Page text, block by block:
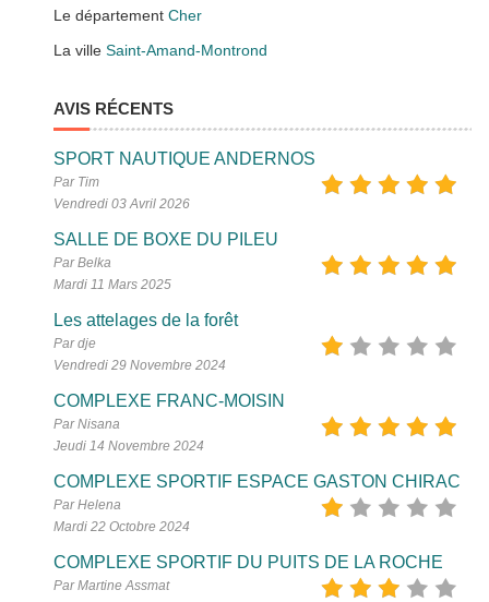
Le départementCher
La villeSaint-Amand-Montrond
AVIS RÉCENTS
SPORT NAUTIQUE ANDERNOS
Par Tim
Vendredi 03 Avril 2026
SALLE DE BOXE DU PILEU
Par Belka
Mardi 11 Mars 2025
Les attelages de la forêt
Par dje
Vendredi 29 Novembre 2024
COMPLEXE FRANC-MOISIN
Par Nisana
Jeudi 14 Novembre 2024
COMPLEXE SPORTIF ESPACE GASTON CHIRAC
Par Helena
Mardi 22 Octobre 2024
COMPLEXE SPORTIF DU PUITS DE LA ROCHE
Par Martine Assmat